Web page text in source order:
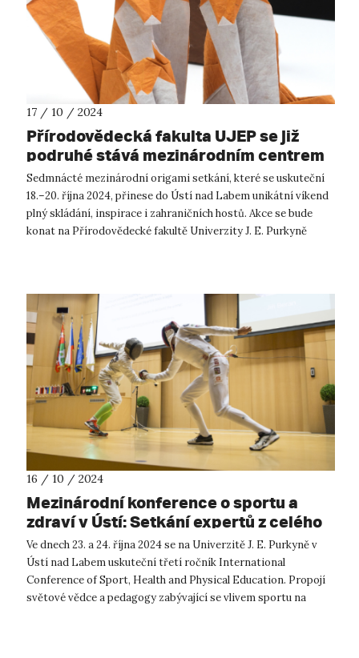
17 / 10 / 2024
Přírodovědecká fakulta UJEP se již
podruhé stává mezinárodním centrem
origami
Sedmnácté mezinárodní origami setkání, které se uskuteční
18.–20. října 2024, přinese do Ústí nad Labem unikátní víkend
plný skládání, inspirace i zahraničních hostů. Akce se bude
konat na Přírodovědecké fakultě Univerzity J. E. Purkyně
16 / 10 / 2024
Mezinárodní konference o sportu a
zdraví v Ústí: Setkání expertů z celého
světa
Ve dnech 23. a 24. října 2024 se na Univerzitě J. E. Purkyně v
Ústí nad Labem uskuteční třetí ročník International
Conference of Sport, Health and Physical Education. Propojí
světové vědce a pedagogy zabývající se vlivem sportu na